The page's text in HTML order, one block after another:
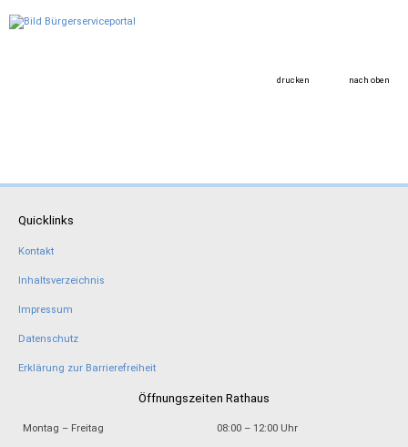
drucken nach oben
Quicklinks
Kontakt
Inhaltsverzeichnis
Impressum
Datenschutz
Erklärung zur Barrierefreiheit
Öffnungszeiten Rathaus
Montag – Freitag 08:00 – 12:00 Uhr